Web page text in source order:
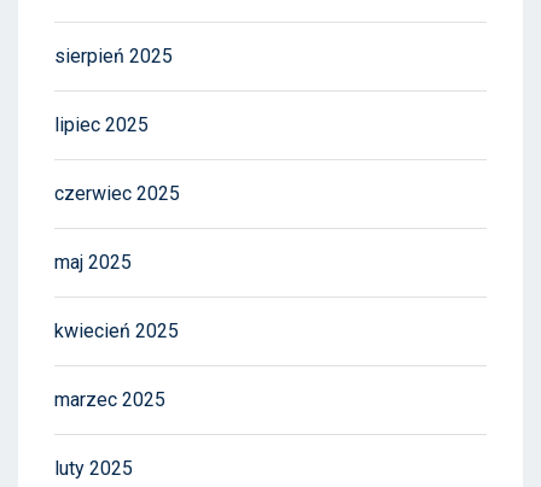
sierpień 2025
lipiec 2025
czerwiec 2025
maj 2025
kwiecień 2025
marzec 2025
luty 2025